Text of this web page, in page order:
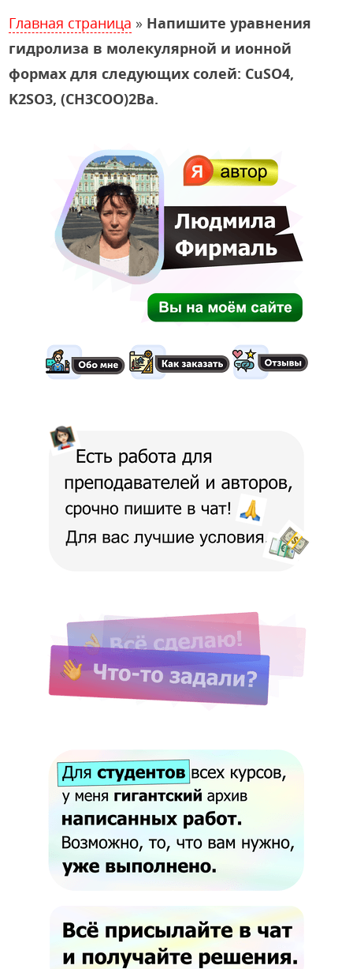
Главная страница » Напишите уравнения
гидролиза в молекулярной и ионной
формах для следующих солей: СuSO4,
K2SO3, (CH3COO)2Ba.